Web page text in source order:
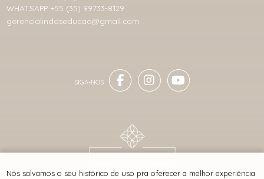
WHATSAPP +55 (35) 99733-8129
gerencialindaseducao@gmail.com
® TODOS DIREITOS RESERVADOS
Nós salvamos o seu histórico de uso pra oferecer a melhor experiência